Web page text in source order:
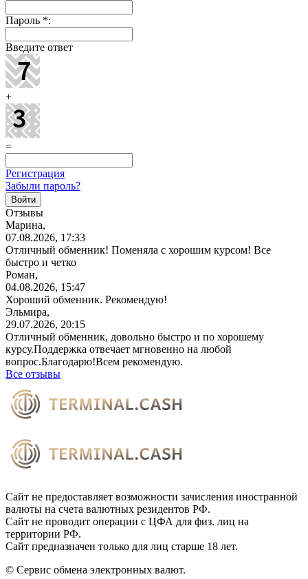
Пароль *:
Введите ответ
+
=
Регистрация
Забыли пароль?
Отзывы
Марина,
07.08.2026, 17:33
Отличный обменник! Поменяла с хорошим курсом! Все
быстро и четко
Роман,
04.08.2026, 15:47
Хороший обменник. Рекомендую!
Эльмира,
29.07.2026, 20:15
Отличный обменник, довольно быстро и по хорошему
курсу.Поддержка отвечает мгновенно на любой
вопрос.Благодарю!Всем рекомендую.
Все отзывы
Сайт не предоставляет возможности зачисления иностранной
валюты на счета валютных резидентов РФ.
Сайт не проводит операции с ЦФА для физ. лиц на
территории РФ.
Сайт предназначен только для лиц старше 18 лет.
© Сервис обмена электронных валют.